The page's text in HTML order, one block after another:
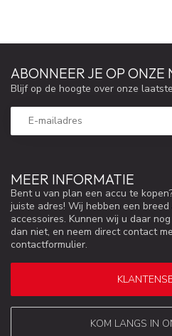
MEER INFORMATIE
Bent u van plan een accu te
juiste adres! Wij hebben een
accessoires. Kunnen wij u daar
dan niet, en neem direct contact
contactformulier.
KOM LANGS IN
ABONNEER JE OP ONZE
Blijf op de hoogte over onze